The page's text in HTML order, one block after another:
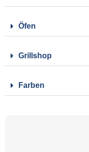
Öfen
Grillshop
Farben